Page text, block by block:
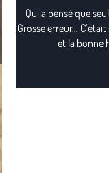
Qui a pensé que
Grosse erreur…
et la bonne